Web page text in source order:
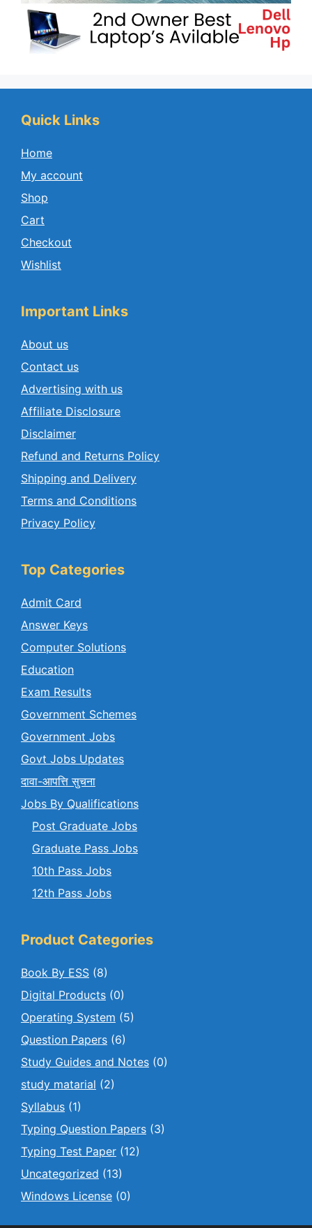
Quick Links
Home
My account
Shop
Cart
Checkout
Wishlist
Important Links
About us
Contact us
Advertising with us
Affiliate Disclosure
Disclaimer
Refund and Returns Policy
Shipping and Delivery
Terms and Conditions
Privacy Policy
Top Categories
Admit Card
Answer Keys
Computer Solutions
Education
Exam Results
Government Schemes
Government Jobs
Govt Jobs Updates
दावा-आपत्ति सुचना
Jobs By Qualifications
Post Graduate Jobs
Graduate Pass Jobs
10th Pass Jobs
12th Pass Jobs
Product Categories
Book By ESS (8)
Digital Products (0)
Operating System (5)
Question Papers (6)
Study Guides and Notes (0)
study matarial (2)
Syllabus (1)
Typing Question Papers (3)
Typing Test Paper (12)
Uncategorized (13)
Windows License (0)